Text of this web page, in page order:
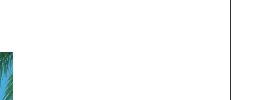
てるちょちょたんの破壊力が半端ない【梅咲遥】
PMC Vol.29 新生ベビメタ表紙」
ー「視聴率5.2％！」テレビ朝日「ひたすら自民批判！」...
レて「愛人になれ」と脅された。辞めたら1週間もしないう...
ホームレス対策、とんでもない領域へｗｗｗｗｗｗ